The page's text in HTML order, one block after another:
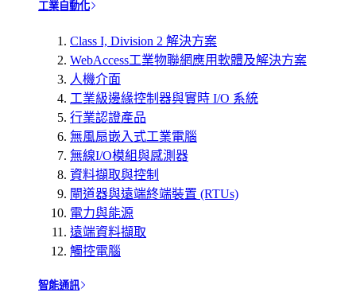
工業自動化
Class I, Division 2 解決方案
WebAccess工業物聯網應用軟體及解決方案
人機介面
工業級邊緣控制器與實時 I/O 系統
行業認證產品
無風扇嵌入式工業電腦
無線I/O模組與感測器
資料擷取與控制
閘道器與遠端終端裝置 (RTUs)
電力與能源
遠端資料擷取
觸控電腦
智能通訊